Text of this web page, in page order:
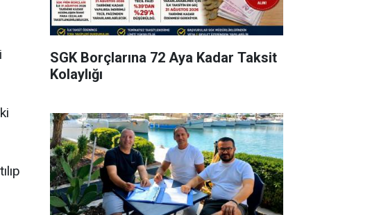
SGK Borçlarına 72 Aya Kadar Taksit
Kolaylığı